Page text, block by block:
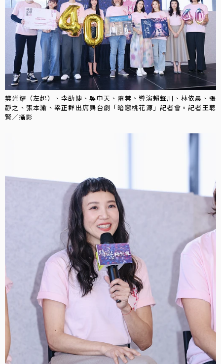
樊光耀（左起）、李劭婕、吳中天、隋棠、導演賴聲川、林依晨、張
靜之、張本渝、梁正群出席舞台劇「暗戀桃花源」記者會。記者王聰
賢／攝影